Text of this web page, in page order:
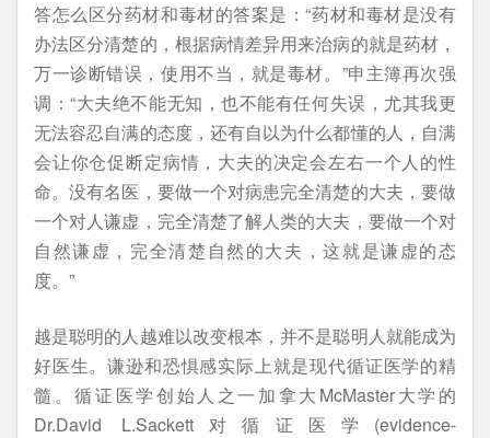
答怎么区分药材和毒材的答案是：“药材和毒材是没有
办法区分清楚的，根据病情差异用来治病的就是药材，
万一诊断错误，使用不当，就是毒材。”申主簿再次强
调：“大夫绝不能无知，也不能有任何失误，尤其我更
无法容忍自满的态度，还有自以为什么都懂的人，自满
会让你仓促断定病情，大夫的决定会左右一个人的性
命。没有名医，要做一个对病患完全清楚的大夫，要做
一个对人谦虚，完全清楚了解人类的大夫，要做一个对
自然谦虚，完全清楚自然的大夫，这就是谦虚的态
度。”
越是聪明的人越难以改变根本，并不是聪明人就能成为
好医生。谦逊和恐惧感实际上就是现代循证医学的精
髓。循证医学创始人之一加拿大McMaster大学的
Dr.David L.Sackett对循证医学(evidence-